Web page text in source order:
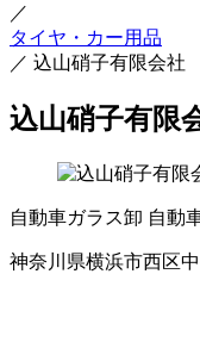
／
タイヤ・カー用品
／ 込山硝子有限会社
込山硝子有限
自動車ガラス卸 自動
神奈川県横浜市西区